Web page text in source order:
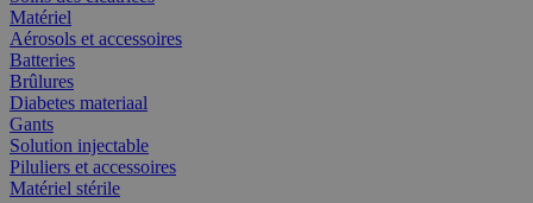
Matériel
Aérosols et accessoires
Batteries
Brûlures
Diabetes materiaal
Gants
Solution injectable
Piluliers et accessoires
Matériel stérile